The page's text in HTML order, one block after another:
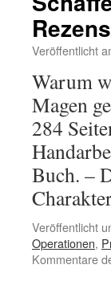
Veröffentlicht
Warum
Magen
284
Buch. –
Veröffentlicht
Operationen,
Kommentare